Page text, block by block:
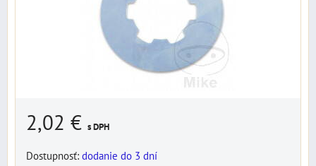
2,02 € s DPH
Dostupnosť: dodanie do 3 dní